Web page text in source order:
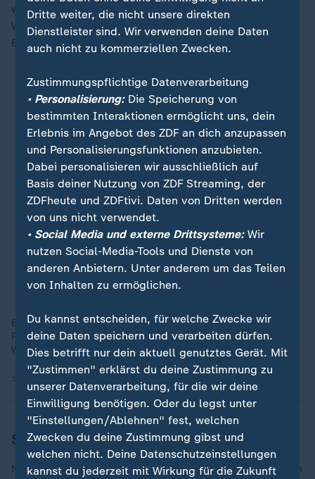
weniger aus dem Nichts, war aber ein Traumtor.
Wuchtig versenkte er die Kugel nach einer feinen
Einzelaktion auf der linken Seite im rechten Eck.
Brasilien, Marokko, Schottland, Haiti: In Gruppe C treffen
Favoriten, Überraschungsteam und Außenseiter aufeinander.
Wartet hier das spannendste WM-Duell?
Selecao in der zweiten Halbzeit stärker
Nach dem Seitenwechsel traten die Brasilianer deutlich
Dritte weiter, die nicht unsere direkten
Dienstleister sind. Wir verwenden deine Daten
auch nicht zu kommerziellen Zwecken.
Zustimmungspflichtige Datenverarbeitung
• Personalisierung:Die Speicherung von
bestimmten Interaktionen ermöglicht uns, dein
Erlebnis im Angebot des ZDF an dich anzupassen
und Personalisierungsfunktionen anzubieten.
Dabei personalisieren wir ausschließlich auf
Basis deiner Nutzung von ZDF Streaming, der
ZDFheute und ZDFtivi. Daten von Dritten werden
von uns nicht verwendet.
• Social Media und externe Drittsysteme:Wir
nutzen Social-Media-Tools und Dienste von
anderen Anbietern. Unter anderem um das Teilen
von Inhalten zu ermöglichen.
Du kannst entscheiden, für welche Zwecke wir
deine Daten speichern und verarbeiten dürfen.
Dies betrifft nur dein aktuell genutztes Gerät. Mit
"Zustimmen" erklärst du deine Zustimmung zu
unserer Datenverarbeitung, für die wir deine
Einwilligung benötigen. Oder du legst unter
"Einstellungen/Ablehnen" fest, welchen
Zwecken du deine Zustimmung gibst und
welchen nicht. Deine Datenschutzeinstellungen
kannst du jederzeit mit Wirkung für die Zukunft